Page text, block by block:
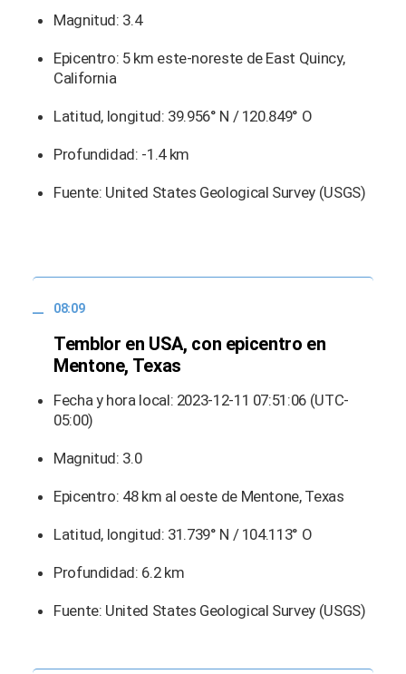
Magnitud: 3.4
Epicentro: 5 km este-noreste de East Quincy,
California
Latitud, longitud: 39.956° N / 120.849° O
Profundidad: -1.4 km
Fuente: United States Geological Survey (USGS)
08:09
Temblor en USA, con epicentro en
Mentone, Texas
Fecha y hora local: 2023-12-11 07:51:06 (UTC-
05:00)
Magnitud: 3.0
Epicentro: 48 km al oeste de Mentone, Texas
Latitud, longitud: 31.739° N / 104.113° O
Profundidad: 6.2 km
Fuente: United States Geological Survey (USGS)